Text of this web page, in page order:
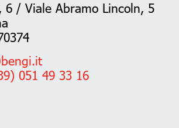
6 / Viale Abramo Lincoln, 5
051 49 33 16